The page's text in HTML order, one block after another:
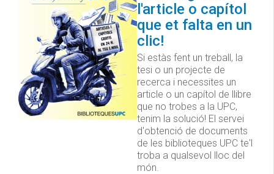
l'article o capítol
que et falta en un
clic!
Si estàs fent un treball, la
tesi o un projecte de
recerca i necessites un
article o un capítol de llibre
que no trobes a la UPC,
tenim la solució! El servei
d'obtenció de documents
de les biblioteques UPC te'l
troba a qualsevol lloc del
món.